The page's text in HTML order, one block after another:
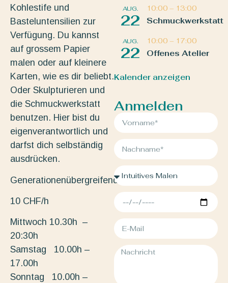
Kohlestife und
Basteluntensilien zur
Verfügung. Du kannst
auf grossem Papier
malen oder auf kleinere
Karten, wie es dir beliebt.
Oder Skulpturieren und
die Schmuckwerkstatt
benutzen. Hier bist du
eigenverantwortlich und
darfst dich selbständig
ausdrücken.
Generationenübergreifend.
10 CHF/h
Mittwoch 10.30h –
20:30h
Samstag 10.00h –
17.00h
Sonntag 10.00h –
AUG.
22
10:00 – 13:00
Schmuckwerkstatt
AUG.
22
10:00 – 17:00
Offenes Atelier
Kalender anzeigen
Anmelden